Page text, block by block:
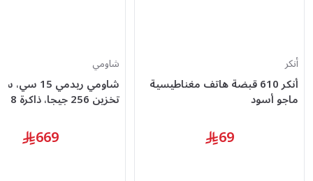
أنكر
أنكر 610 قبضة هاتف مغناطيسية
ماجو أسود
69
شاومي
شاومي ريدمي 15
669